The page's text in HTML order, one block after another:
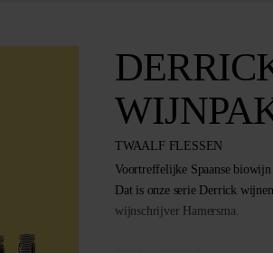
TWAALF FLESSEN
Voortreffelijke Spaanse biowijn
Dat is onze serie Derrick
wijnschrijver Hamersma.